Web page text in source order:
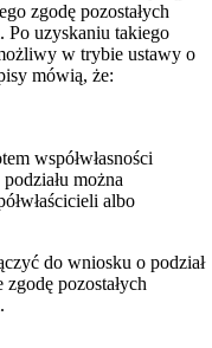
zgodę pozostałych
Po uzyskaniu takiego
w trybie ustawy o
mówią, że:
współwłasności
można
albo
do wniosku o podział
pozostałych